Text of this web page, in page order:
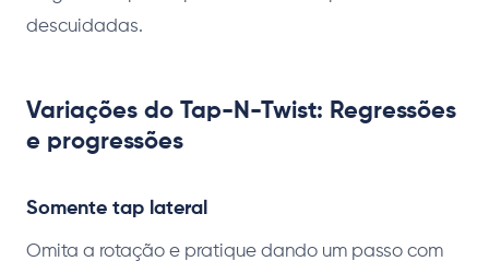
descuidadas.
Variações do Tap-N-Twist: Regressões
e progressões
Somente tap lateral
Omita a rotação e pratique dando um passo com